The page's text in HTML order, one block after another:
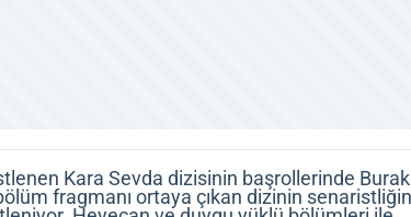
Kara Sevda dizisinin başrollerinde
fragmanı ortaya çıkan dizinin